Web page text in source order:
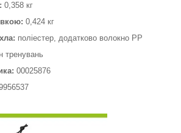
0,358 кг
0,424 кг
поліестер, додатково волокно PP
тренувань
00025876